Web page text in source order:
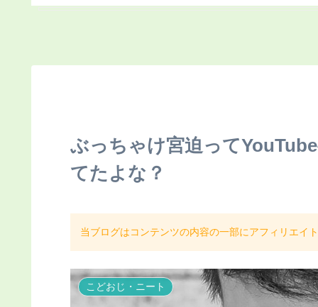
ぶっちゃけ宮迫って
てたよな？
当ブログはコンテンツの内容の一部にアフィリエイ
こどおじ・ニート